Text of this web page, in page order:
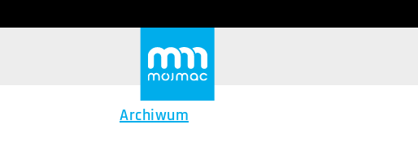
Archiwum